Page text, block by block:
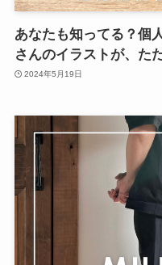
あなたも知ってる？個
さんのイラストが、た
2024年5月19日